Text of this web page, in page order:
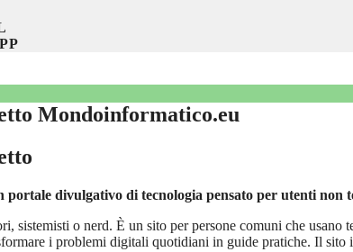
Mondoinformatico.eu
portale divulgativo di tecnologia pensato per utenti non
sistemisti o nerd. È un sito per persone comuni che
i problemi digitali quotidiani in guide pratiche. Il sito